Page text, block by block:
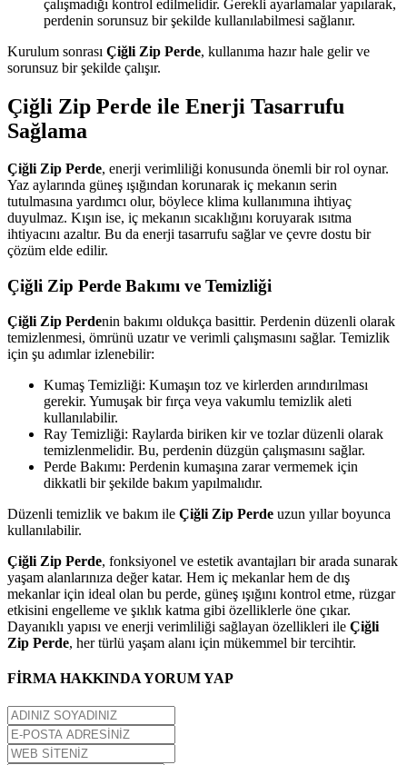
çalışmadığı kontrol edilmelidir. Gerekli ayarlamalar yapılarak,
perdenin sorunsuz bir şekilde kullanılabilmesi sağlanır.
Kurulum sonrası Çiğli Zip Perde, kullanıma hazır hale gelir ve
sorunsuz bir şekilde çalışır.
Çiğli Zip Perde ile Enerji Tasarrufu
Sağlama
Çiğli Zip Perde, enerji verimliliği konusunda önemli bir rol oynar.
Yaz aylarında güneş ışığından korunarak iç mekanın serin
tutulmasına yardımcı olur, böylece klima kullanımına ihtiyaç
duyulmaz. Kışın ise, iç mekanın sıcaklığını koruyarak ısıtma
ihtiyacını azaltır. Bu da enerji tasarrufu sağlar ve çevre dostu bir
çözüm elde edilir.
Çiğli Zip Perde Bakımı ve Temizliği
Çiğli Zip Perdenin bakımı oldukça basittir. Perdenin düzenli olarak
temizlenmesi, ömrünü uzatır ve verimli çalışmasını sağlar. Temizlik
için şu adımlar izlenebilir:
Kumaş Temizliği: Kumaşın toz ve kirlerden arındırılması
gerekir. Yumuşak bir fırça veya vakumlu temizlik aleti
kullanılabilir.
Ray Temizliği: Raylarda biriken kir ve tozlar düzenli olarak
temizlenmelidir. Bu, perdenin düzgün çalışmasını sağlar.
Perde Bakımı: Perdenin kumaşına zarar vermemek için
dikkatli bir şekilde bakım yapılmalıdır.
Düzenli temizlik ve bakım ile Çiğli Zip Perde uzun yıllar boyunca
kullanılabilir.
Çiğli Zip Perde, fonksiyonel ve estetik avantajları bir arada sunarak
yaşam alanlarınıza değer katar. Hem iç mekanlar hem de dış
mekanlar için ideal olan bu perde, güneş ışığını kontrol etme, rüzgar
etkisini engelleme ve şıklık katma gibi özelliklerle öne çıkar.
Dayanıklı yapısı ve enerji verimliliği sağlayan özellikleri ile Çiğli
Zip Perde, her türlü yaşam alanı için mükemmel bir tercihtir.
FİRMA HAKKINDA YORUM YAP